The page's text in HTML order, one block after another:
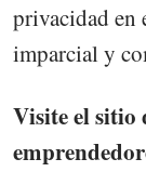
privacidad en
imparcial y
Visite el sitio